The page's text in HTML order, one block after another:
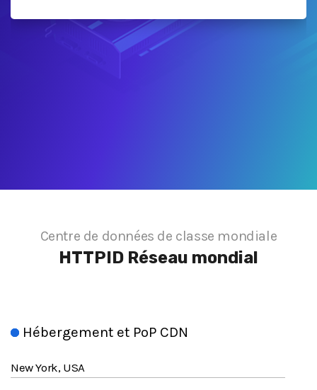
Centre de données de classe mondiale
HTTPID Réseau mondial
Hébergement et PoP CDN
New York, USA